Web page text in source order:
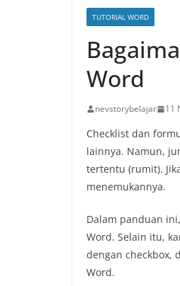
TUTORIAL WORD
Word
nevstorybelajar 11
Checklist dan
lainnya. Namun,
tertentu (rumit).
menemukannya.
Dalam panduan
Word. Selain itu,
dengan checkbox,
Word.